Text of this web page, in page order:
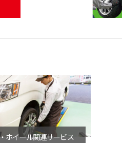
ホイール関連サービス